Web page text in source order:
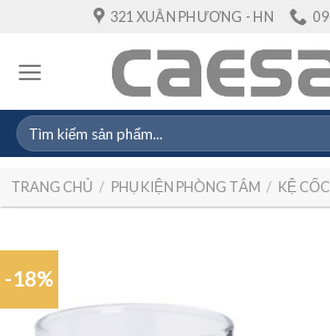
content
321 XUÂN PHƯƠNG - HN
Tìm
kiếm:
TRANG CHỦ / PHỤ KIỆN PHÒNG TẮM / KỆ
-18%